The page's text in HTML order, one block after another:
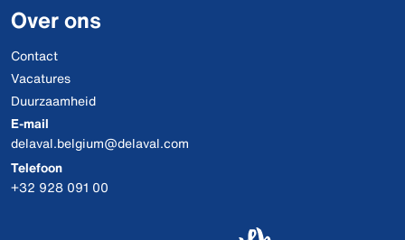
Over ons
Contact
Vacatures
Duurzaamheid
E-mail
delaval.belgium@delaval.com
Telefoon
+32 928 091 00